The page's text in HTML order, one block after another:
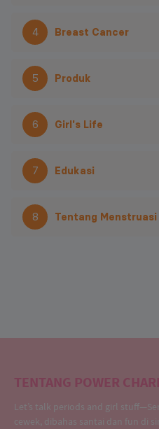
4 Breast Cancer
5 Produk
6 Girl's Life
7 Edukasi
8 Tentang Menstruasi
TENTANG POWER
Let’s talk periods and girl
cewek, dibahas santai dan fun di